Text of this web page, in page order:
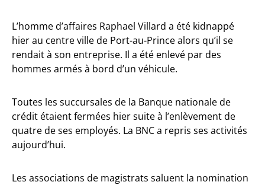
L’homme d’affaires Raphael Villard a été kidnappé
hier au centre ville de Port-au-Prince alors qu’il se
rendait à son entreprise. Il a été enlevé par des
hommes armés à bord d’un véhicule.
Toutes les succursales de la Banque nationale de
crédit étaient fermées hier suite à l’enlèvement de
quatre de ses employés. La BNC a repris ses activités
aujourd’hui.
Les associations de magistrats saluent la nomination